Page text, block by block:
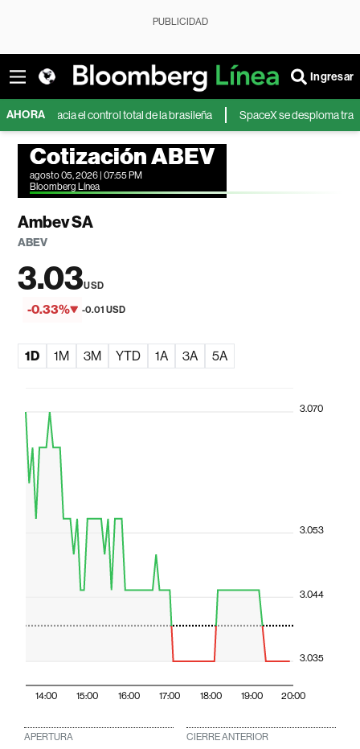
PUBLICIDAD
Ingresar
AHORA
hacia el control total de la brasileña SpaceX se desploma tras unos
Cotización ABEV
agosto 05, 2026 | 07:55 PM
Bloomberg Línea
Ambev SA
ABEV
3.03USD
-0.33% -0.01 USD
1D 1M 3M YTD 1A 3A 5A
14:00 15:00 16:00 17:00 18:00 19:00 20:00
3.035
3.044
3.053
3.070
APERTURA CIERRE ANTERIOR